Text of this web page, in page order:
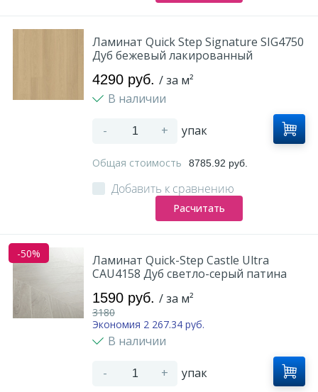
Ламинат Quick Step Signature SIG4750
Дуб бежевый лакированный
4290 руб. / за м²
В наличии
- + упак
Общая стоимость 8785.92 руб.
Добавить к сравнению
Расчитать
-50%
Ламинат Quick-Step Castle Ultra
CAU4158 Дуб светло-серый патина
1590 руб. / за м²
3180
Экономия 2 267.34 руб.
В наличии
- + упак